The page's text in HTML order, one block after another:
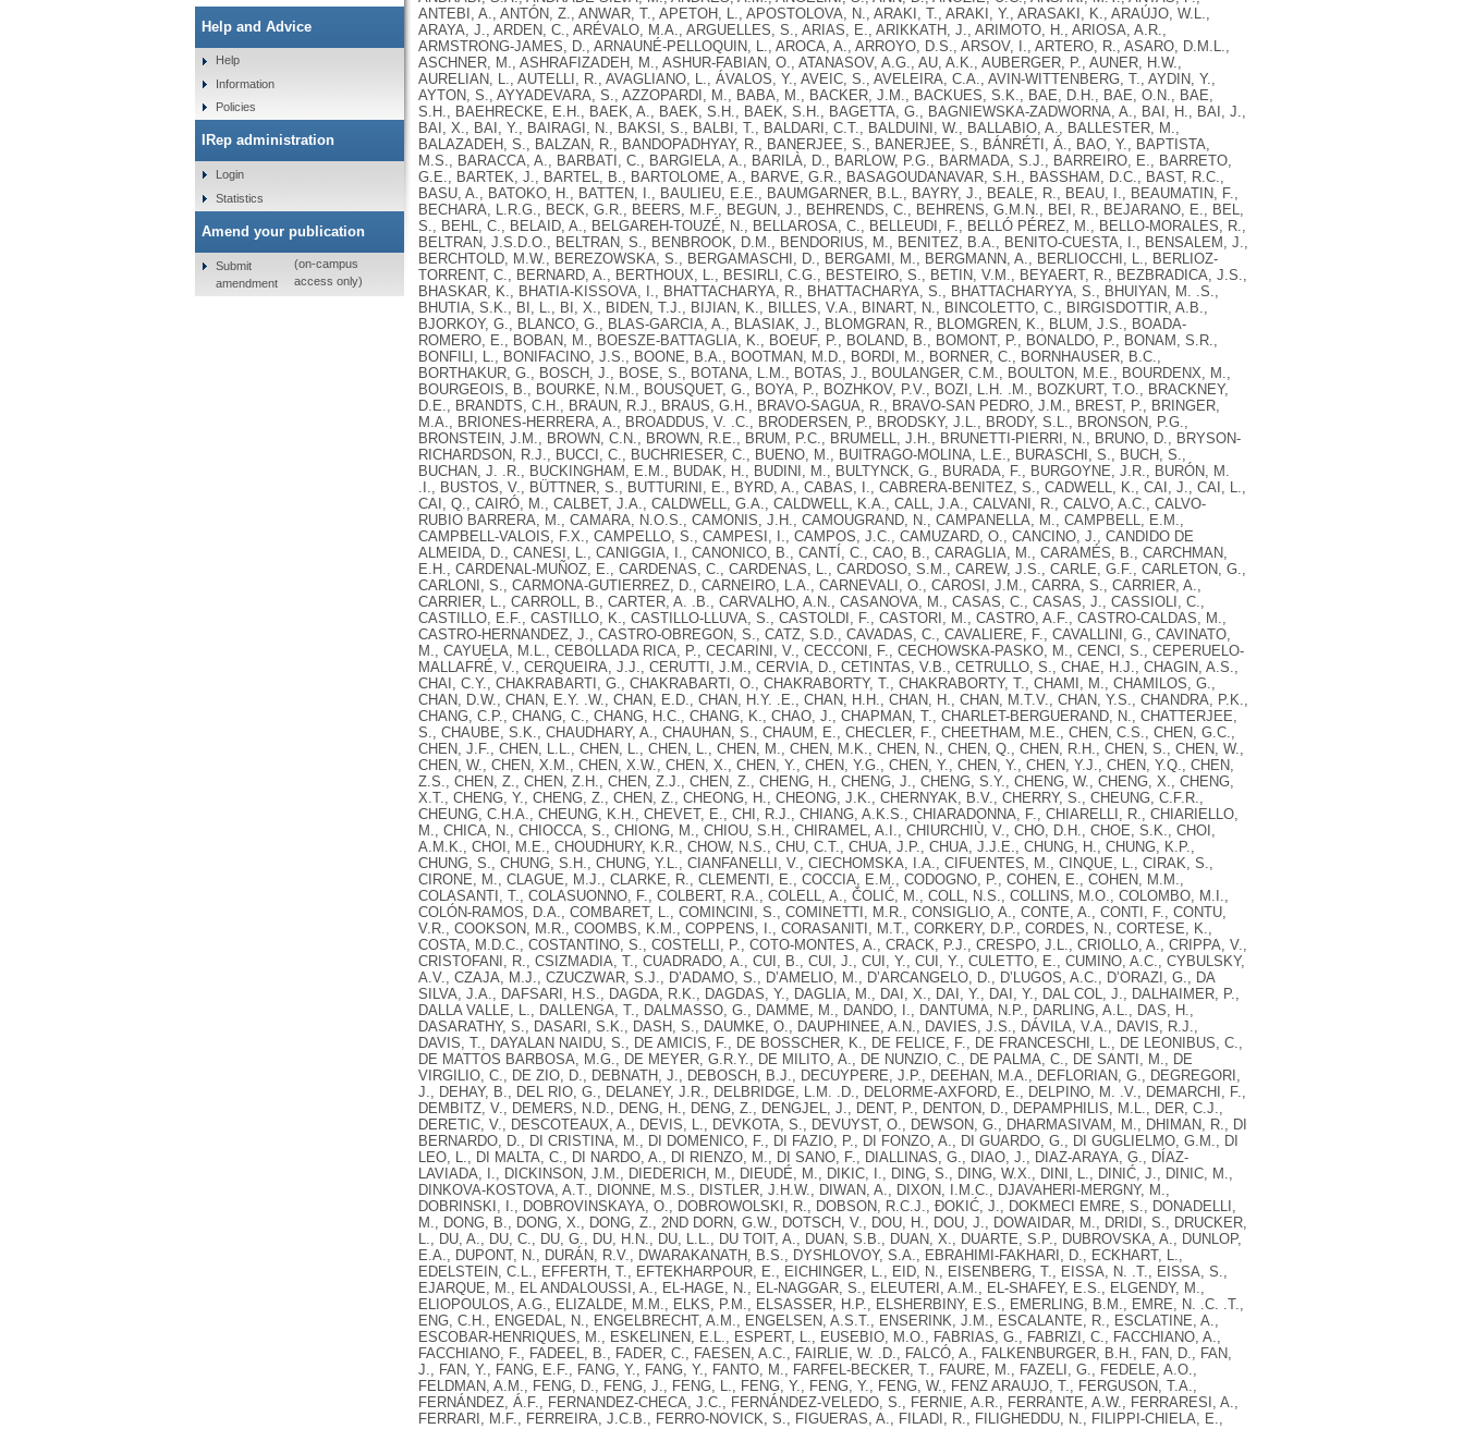
Help and Advice
Help
Information
Policies
IRep administration
Login
Statistics
Amend your publication
Submit
amendment
(on-campus
access only)